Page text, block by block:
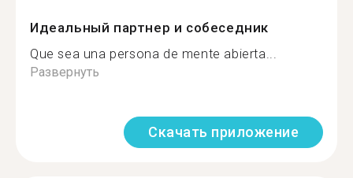
Идеальный партнер и собеседник
Que sea una persona de mente abierta...
Развернуть
Скачать приложение